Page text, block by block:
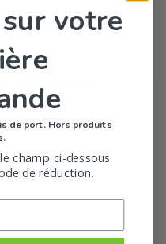
sur votre
de port. Hors produits
champ ci-dessous
de réduction.